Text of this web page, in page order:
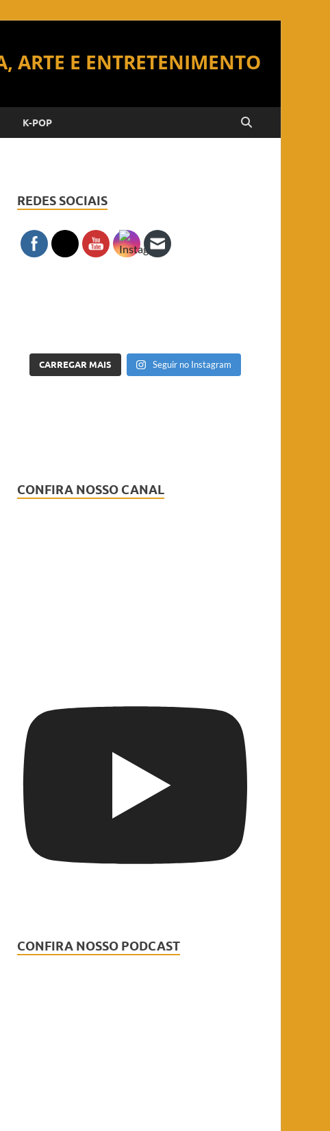
K-POP
REDES SOCIAIS
CARREGAR MAIS Seguir no Instagram
CONFIRA NOSSO CANAL
CONFIRA NOSSO PODCAST